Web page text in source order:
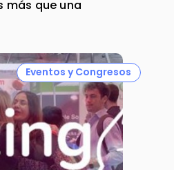
más que una
Eventos y Congresos